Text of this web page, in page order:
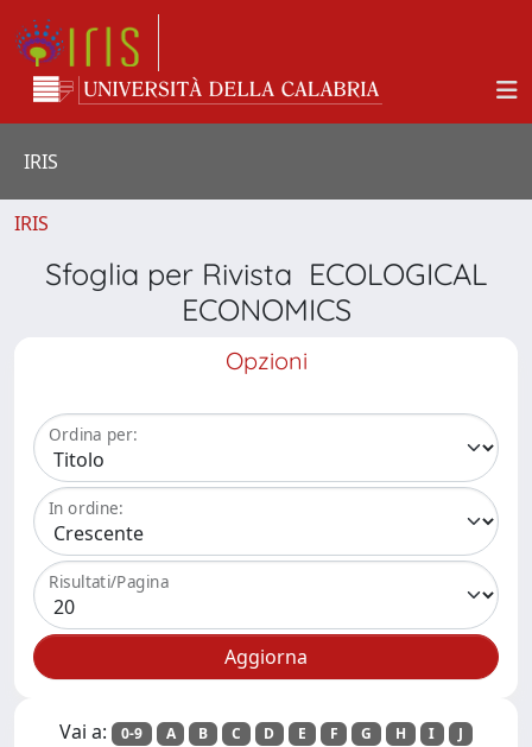
IRIS
IRIS
Sfoglia per Rivista ECOLOGICAL
ECONOMICS
Opzioni
Ordina per:
In ordine:
Risultati/Pagina
Vai a: 0-9 A B C D E F G H I
J